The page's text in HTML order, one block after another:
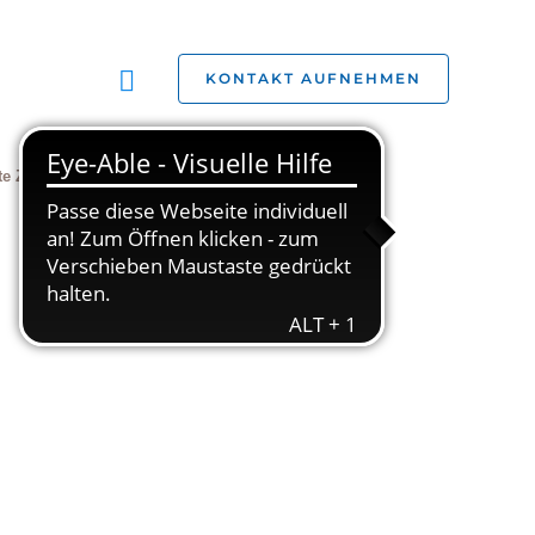
SuchenKONTAKT AUFNEHMEN
Zivilgesellschaft Jobs
Studien